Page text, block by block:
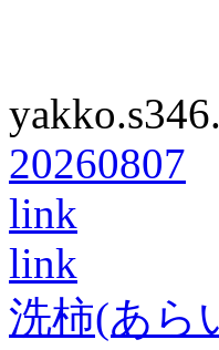
20260807
link
link
洗柿(あら